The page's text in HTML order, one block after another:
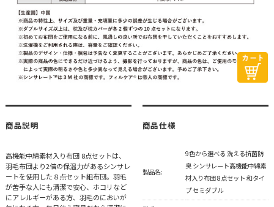
商品説明
高機能中綿素材入り布団 8点セットは、
羽毛布団より2倍の保温力があるシンサレ
ートを使用した８点セット組布団。羽毛
が苦手な人にも清潔で安心、ホコリなど
にアレルギーがある方、羽毛のにおいが
商品仕様
製品名:
9色から選べる 洗える抗菌防
臭 シンサレート高機能中綿素
材入り布団 8点セット 和タイ
プ セミダブル